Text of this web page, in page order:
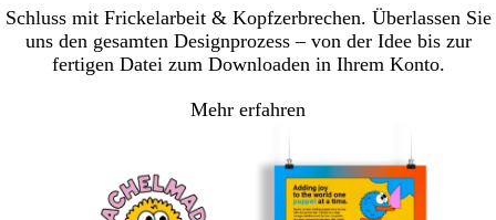
Schluss mit Frickelarbeit & Kopfzerbrechen. Überlassen Sie
uns den gesamten Designprozess – von der Idee bis zur
fertigen Datei zum Downloaden in Ihrem Konto.
Mehr erfahren